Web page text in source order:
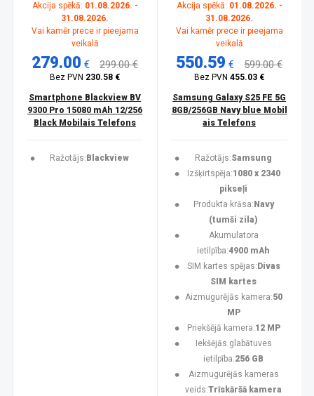
Akcija spēkā: 01.08.2026. -
31.08.2026.
Vai kamēr prece ir pieejama
veikalā
279.00 € 299.00 €
Bez PVN 230.58 €
Smartphone Blackview BV
9300 Pro 15080 mAh 12/256
Black Mobilais Telefons
Ražotājs: Blackview
Akcija spēkā: 01.08.2026. -
31.08.2026.
Vai kamēr prece ir pieejama
veikalā
550.59 € 599.00 €
Bez PVN455.03 €
Samsung Galaxy S25 FE 5G
8GB/256GB Navy blue Mobil
ais Telefons
Ražotājs:Samsung
Izšķirtspēja:1080 x 2340
pikseļi
Produkta krāsa: Navy
(tumši zila)
Akumulatora
ietilpība:4900 mAh
SIM kartes spējas: Divas
SIM kartes
Aizmugurējās kamera:50
MP
Priekšējā kamera:12 MP
Iekšējās glabātuves
ietilpība:256 GB
Aizmugurējās kameras
veids:Trīskāršā kamera